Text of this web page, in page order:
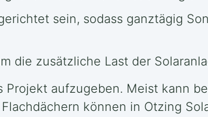
sein, sodass ganztägig
die zusätzliche Last der
aufzugeben. Meist kann
können in Otzing